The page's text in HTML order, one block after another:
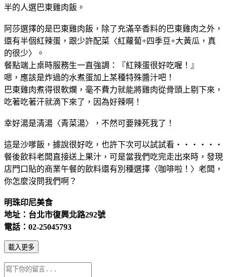
半的人選巴東雞肉飯。
阿莎選擇的是巴東雞肉飯，除了充滿辛香料的巴東雞肉之外，
還有半個紅辣蛋，跟少許配菜〈紅蘿蔔+四季豆+大黃瓜，真
的很少〉。
餐點端上桌時服務生一直強調：『紅辣蛋很好吃喔！』
嗯，應該是炸過的水煮蛋加上某種特殊醬汁吧！
巴東雞肉煮得很軟爛，毫不費力就能將雞肉從骨頭上剔下來，
吃著吃著汗就滴下來了，因為好辣啊！
幸好湯是清湯〈青菜湯〉，不然可要辣死我了！
這是沙嗲飯，據說很好吃，也許下次可以試試看‧‧‧‧‧‧
餐後飲料老闆直接送上果汁，可是當我們吃完走出來時，發現
店門口貼的商業午餐的飲料還有別種選擇〈咖啡啦！〉老闆，
你怎麼沒問我們啊？
明珠印尼美食
地址：台北市復興北路292號
電話：02-25045793
載入更多